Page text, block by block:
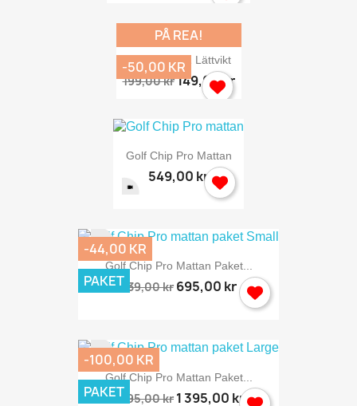
Chipnät 5-I-1 Lättvikt
199,00 kr149,00 kr
PÅ REA!
-50,00 KR
Golf Chip Pro Mattan
549,00 kr
Golf Chip Pro Mattan Paket...
739,00 kr 695,00 kr
-44,00 KR
PAKET
Golf Chip Pro Mattan Paket...
1 495,00 kr 1 395,00 kr
-100,00 KR
PAKET